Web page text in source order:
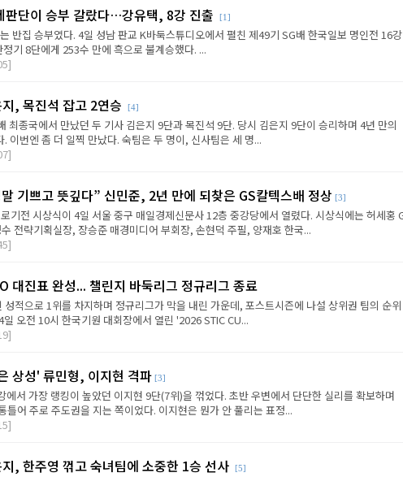
판단이 승부 갈랐다…강유택, 8강 진출 [1]
반집 승부였다. 4일 성남 판교 K바둑스튜디오에서 펼친 제49기 SG배 한국일보 명인전 16강
기 8단에게 253수 만에 흑으로 불계승했다. ...
, 목진석 잡고 2연승 [4]
최종국에서 만났던 두 기사 김은지 9단과 목진석 9단. 당시 김은지 9단이 승리하며 4년 만의
이번엔 좀 더 일찍 만났다. 숙팀은 두 명이, 신사팀은 세 명...
기쁘고 뜻깊다” 신민준, 2년 만에 되찾은 GS칼텍스배 정상 [3]
기전 시상식이 4일 서울 중구 매일경제신문사 12층 중강당에서 열렸다. 시상식에는 허세홍
전략기획실장, 장승준 매경미디어 부회장, 손현덕 주필, 양재호 한국...
대진표 완성... 챌린지 바둑리그 정규리그 종료
성적으로 1위를 차지하며 정규리그가 막을 내린 가운데, 포스트시즌에 나설 상위권 팀의 순위
오전 10시 한국기원 대회장에서 열린 '2026 STIC CU...
상성' 류민형, 이지현 격파 [3]
에서 가장 랭킹이 높았던 이지현 9단(7위)을 꺾었다. 초반 우변에서 단단한 실리를 확보하며
틀어 주로 주도권을 지는 쪽이었다. 이지현은 뭔가 안 풀리는 표정...
, 한주영 꺾고 숙녀팀에 소중한 1승 선사 [5]